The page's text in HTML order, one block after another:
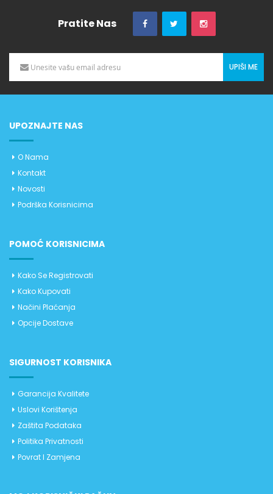
Pratite Nas
UPIŠI ME
UPOZNAJTE NAS
O Nama
Kontakt
Novosti
Podrška Korisnicima
POMOĆ KORISNICIMA
Kako Se Registrovati
Kako Kupovati
Načini Plaćanja
Opcije Dostave
SIGURNOST KORISNIKA
Garancija Kvalitete
Uslovi Korištenja
Zaštita Podataka
Politika Privatnosti
Povrat I Zamjena